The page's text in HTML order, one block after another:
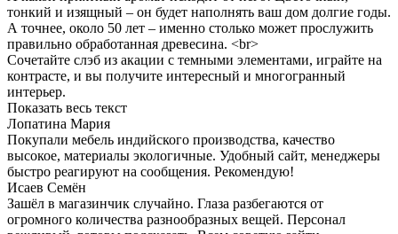
тонкий и изящный – он будет наполнять ваш дом долгие годы.
А точнее, около 50 лет – именно столько может прослужить
правильно обработанная древесина. <br>
Сочетайте слэб из акации с темными элементами, играйте на
контрасте, и вы получите интересный и многогранный
интерьер.
Показать весь текст
Лопатина Мария
Покупали мебель индийского производства, качество
высокое, материалы экологичные. Удобный сайт, менеджеры
быстро реагируют на сообщения. Рекомендую!
Исаев Семён
Зашёл в магазинчик случайно. Глаза разбегаются от
огромного количества разнообразных вещей. Персонал